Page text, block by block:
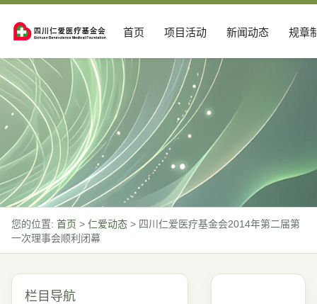
首页 项目活动 新闻动态 规章
您的位置: 首页 > 仁爱动态 > 四川仁爱医疗基金会2014年第二届第
一次理事会顺利闭幕
栏目导航